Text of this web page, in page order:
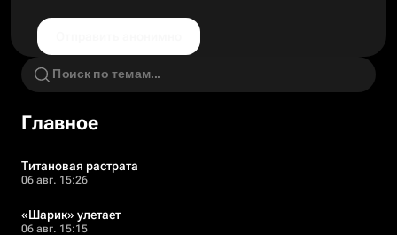
Главное
Титановая растрата
06 авг. 15:26
«Шарик» улетает
06 авг. 15:15